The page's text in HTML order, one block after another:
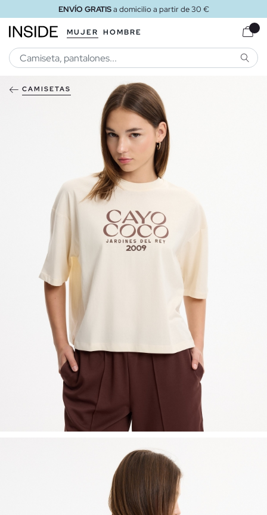
ENVÍO GRATISa domicilio a partir de 30 €
MUJER HOMBRE
CAMISETAS